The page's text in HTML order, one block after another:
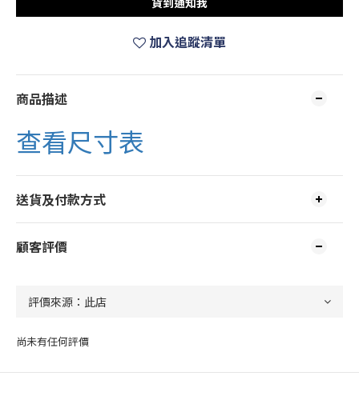
加入追蹤清單
商品描述
查看尺寸表
送貨及付款方式
顧客評價
尚未有任何評價